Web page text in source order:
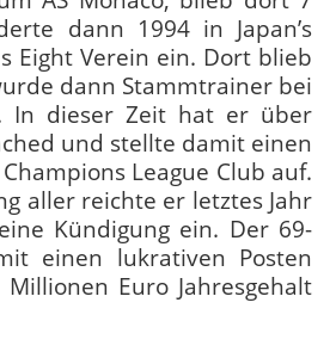
dann 1994 in Japan’s
Eight Verein ein. Dort blieb
dann Stammtrainer bei
In dieser Zeit hat er über
und stellte damit einen
League Club auf.
aller reichte er letztes Jahr
Kündigung ein. Der 69-
einen lukrativen Posten
Euro Jahresgehalt